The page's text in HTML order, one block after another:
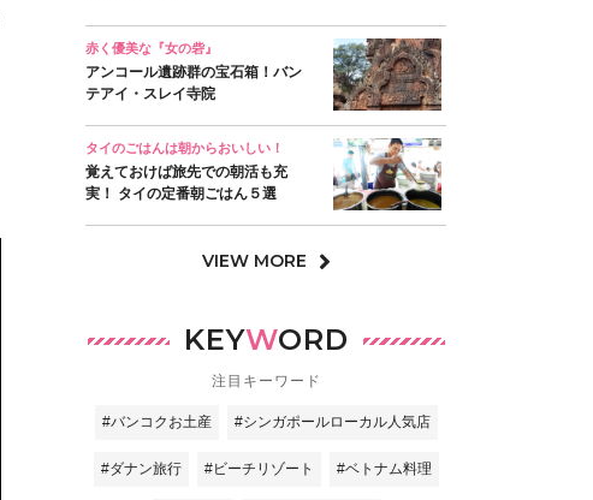
赤く優美な『女の砦』
アンコール遺跡群の宝石箱！バン
テアイ・スレイ寺院
タイのごはんは朝からおいしい！
覚えておけば旅先での朝活も充
実！ タイの定番朝ごはん５選
VIEW MORE
KEYWORD
注目キーワード
#バンコクお土産 #シンガポールローカル人気店
#ダナン旅行 #ビーチリゾート #ベトナム料理